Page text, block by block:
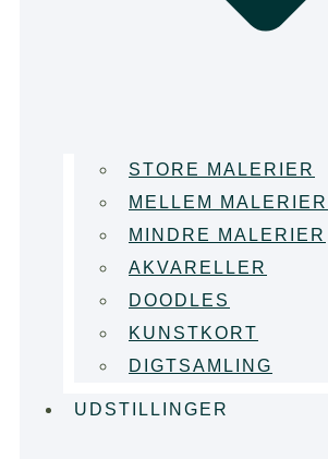
STORE MALERIER
MELLEM MALERIER
MINDRE MALERIER
AKVARELLER
DOODLES
KUNSTKORT
DIGTSAMLING
UDSTILLINGER